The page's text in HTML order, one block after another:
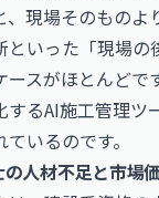
現場そのものよ
といった「現場の
スがほとんどで
するAI施工管理ツ
いるのです。
人材不足と市場